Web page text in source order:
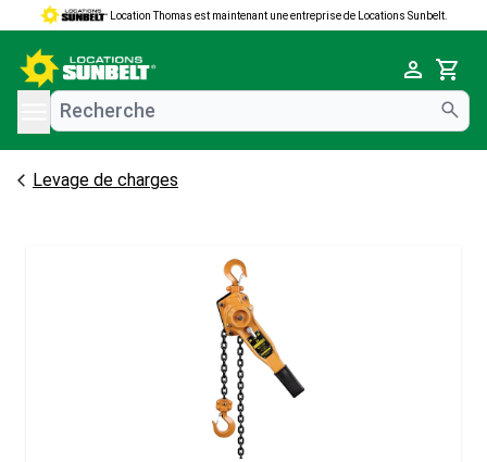
Location Thomas est maintenant une entreprise de Locations Sunbelt.
Cart
menu
Levage de charges